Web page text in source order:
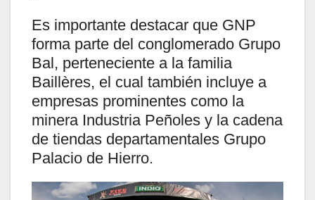
Es importante destacar que GNP
forma parte del conglomerado Grupo
Bal, perteneciente a la familia
Baillères, el cual también incluye a
empresas prominentes como la
minera Industria Peñoles y la cadena
de tiendas departamentales Grupo
Palacio de Hierro.